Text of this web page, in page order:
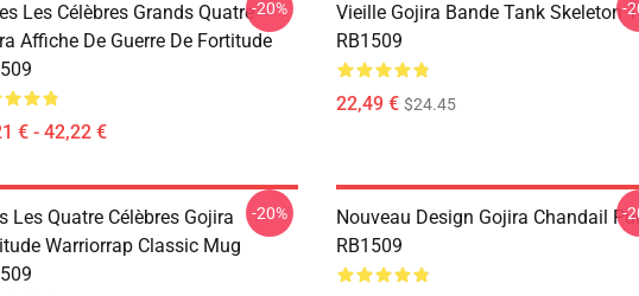
Les Célèbres Grands Quatre
Affiche De Guerre De Fortitude
€ - 42,22 €
-20%
Vieille Gojira Bande Tank Skeleton
RB1509
22,49 € $24.45
-
Les Quatre Célèbres Gojira
Warriorrap Classic Mug
-20%
Nouveau Design Gojira Chandail
RB1509
-